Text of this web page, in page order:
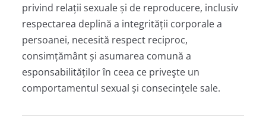
privind relații sexuale și de reproducere, inclusiv
respectarea deplină a integrității corporale a
persoanei, necesită respect reciproc,
consimțământ și asumarea comună a
esponsabilităților în ceea ce priveşte un
comportamentul sexual și consecințele sale.